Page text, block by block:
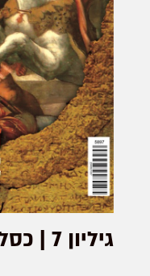
גיליון 7 | כסלו תשע"א